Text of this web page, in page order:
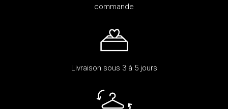
commande
Livraison sous 3 à 5 jours